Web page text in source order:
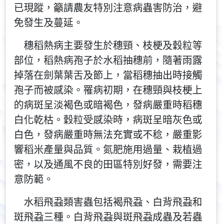
已現蹤，籲請農友特別注意病蟲害防治，避
免發生及蔓延。
穗稻熱病主要發生於穗頸、枝梗及穀粒等
部位，稻熱病孢子於水稻抽穗前，隨著雨露
掉落在劍葉葉舌及節上，當稻穗抽出時接觸
孢子而被感染。罹病初期，在穗頸與枝梗上
的病斑呈淡褐色或暗褐色，發病嚴重時稻穗
白化乾枯。穀粒受感染時，病斑呈暗灰色或
白色，發病嚴重時無法充實或不稔，嚴重影
響稻米產量與品質。氮肥施用過量、栽植過
密，以及通風不良的田區特別好發，需要注
意防範。
水稻飛蝨類害蟲包括褐飛蝨、白背飛蝨和
斑飛蝨三種。白背飛蝨與斑飛蝨成蟲及若蟲